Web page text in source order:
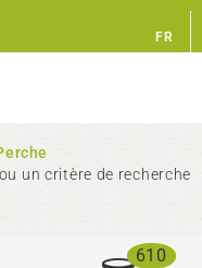
FR
un critère de recherche
610